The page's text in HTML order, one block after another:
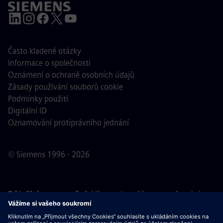
© Siemens 1996 - 2026
Často kladené otázky
Informace o společnosti
Oznámení o ochraně osobních údajů
Zásady používání souborů cookie
Podmínky použití
Digitální ID
Oznamování protiprávního jednání
Důležité upozornění:Všem uchazečům o zaměstnání,
kteří se k nám chtějí připojit, oznamujeme, že společnost
Siemens nepožaduje žádné poplatky před, během ani po